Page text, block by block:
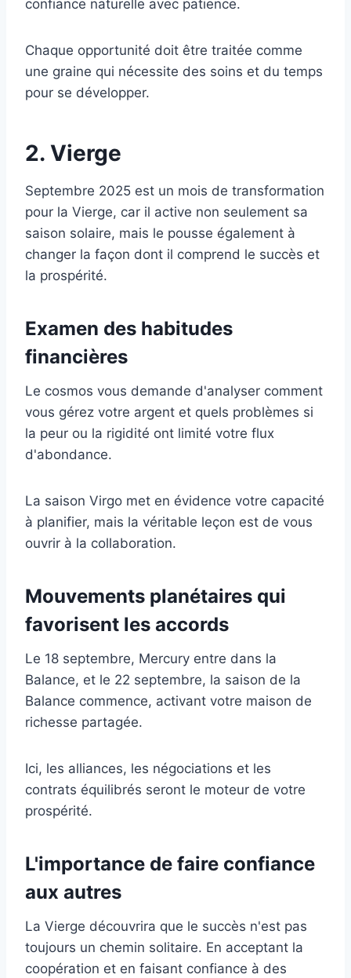
confiance naturelle avec patience.
Chaque opportunité doit être traitée comme
une graine qui nécessite des soins et du temps
pour se développer.
2. Vierge
Septembre 2025 est un mois de transformation
pour la Vierge, car il active non seulement sa
saison solaire, mais le pousse également à
changer la façon dont il comprend le succès et
la prospérité.
Examen des habitudes
financières
Le cosmos vous demande d'analyser comment
vous gérez votre argent et quels problèmes si
la peur ou la rigidité ont limité votre flux
d'abondance.
La saison Virgo met en évidence votre capacité
à planifier, mais la véritable leçon est de vous
ouvrir à la collaboration.
Mouvements planétaires qui
favorisent les accords
Le 18 septembre, Mercury entre dans la
Balance, et le 22 septembre, la saison de la
Balance commence, activant votre maison de
richesse partagée.
Ici, les alliances, les négociations et les
contrats équilibrés seront le moteur de votre
prospérité.
L'importance de faire confiance
aux autres
La Vierge découvrira que le succès n'est pas
toujours un chemin solitaire. En acceptant la
coopération et en faisant confiance à des